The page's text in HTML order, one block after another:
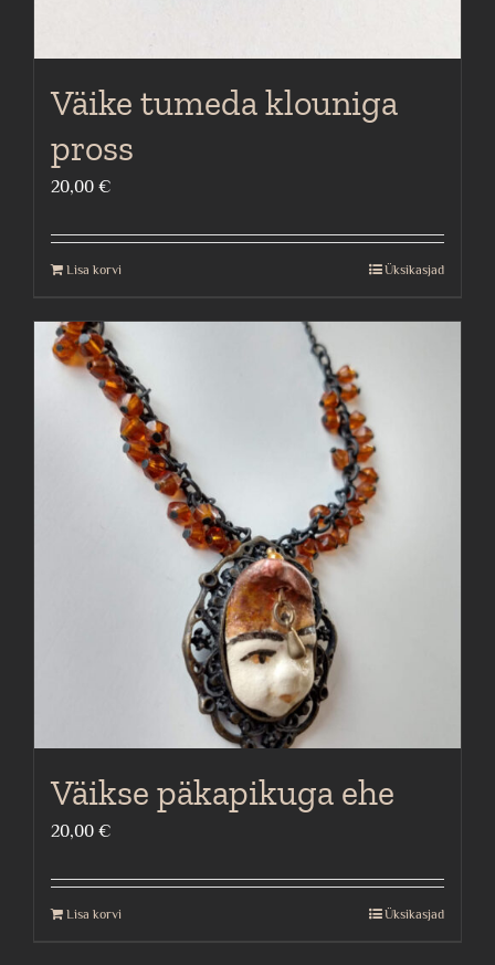
Väike tumeda klouniga
pross
20,00 €
Lisa korvi Üksikasjad
Väikse päkapikuga ehe
20,00 €
Lisa korvi Üksikasjad